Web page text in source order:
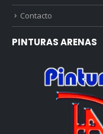
Contacto
PINTURAS ARENAS